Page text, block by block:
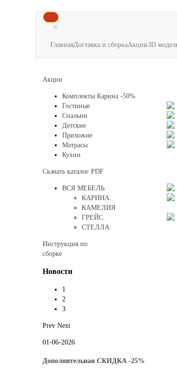
×
ГлавнаяДоставка и сборкаАкции3D
Акции
Комплекты Карина -50%
Гостиные
Спальни
Детские
Прихожие
Матрасы
Кухни
Скачать каталог PDF
ВСЯ МЕБЕЛЬ
КАРИНА.
КАМЕЛИЯ
ГРЕЙС.
СТЕЛЛА
Инструкция по
сборке
Новости
1
2
3
Prev Next
01-06-2026
Дополнительная СКИДКА -25%